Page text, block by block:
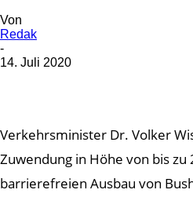
Von
Redak
-
14. Juli 2020
Verkehrsminister Dr. Volker
Zuwendung in Höhe von bis
barrierefreien Ausbau von